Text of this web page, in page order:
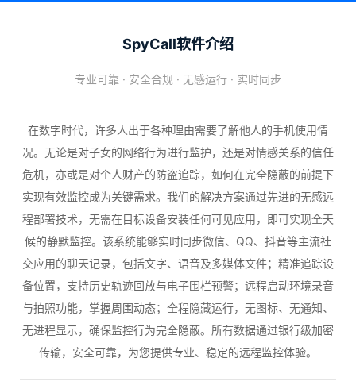
SpyCall软件介绍
专业可靠 · 安全合规 · 无感运行 · 实时同步
在数字时代，许多人出于各种理由需要了解他人的手机使用情
况。无论是对子女的网络行为进行监护，还是对情感关系的信任
危机，亦或是对个人财产的防盗追踪，如何在完全隐蔽的前提下
实现有效监控成为关键需求。我们的解决方案通过先进的无感远
程部署技术，无需在目标设备安装任何可见应用，即可实现全天
候的静默监控。该系统能够实时同步微信、QQ、抖音等主流社
交应用的聊天记录，包括文字、语音及多媒体文件；精准追踪设
备位置，支持历史轨迹回放与电子围栏预警；远程启动环境录音
与拍照功能，掌握周围动态；全程隐藏运行，无图标、无通知、
无进程显示，确保监控行为完全隐蔽。所有数据通过银行级加密
传输，安全可靠，为您提供专业、稳定的远程监控体验。